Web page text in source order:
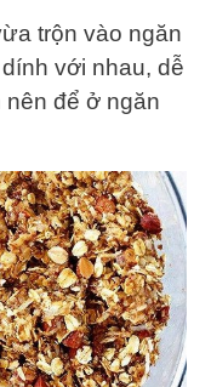
trộn vào ngăn
với nhau, dễ
để ở ngăn